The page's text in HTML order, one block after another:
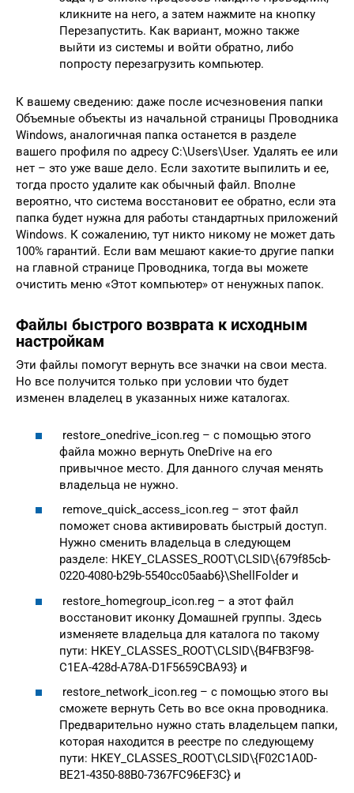
кликните на него, а затем нажмите на кнопку
Перезапустить. Как вариант, можно также
выйти из системы и войти обратно, либо
попросту перезагрузить компьютер.
К вашему сведению: даже после исчезновения папки
Объемные объекты из начальной страницы Проводника
Windows, аналогичная папка останется в разделе
вашего профиля по адресу C:\Users\User. Удалять ее или
нет – это уже ваше дело. Если захотите выпилить и ее,
тогда просто удалите как обычный файл. Вполне
вероятно, что система восстановит ее обратно, если эта
папка будет нужна для работы стандартных приложений
Windows. К сожалению, тут никто никому не может дать
100% гарантий. Если вам мешают какие-то другие папки
на главной странице Проводника, тогда вы можете
очистить меню «Этот компьютер» от ненужных папок.
Файлы быстрого возврата к исходным
настройкам
Эти файлы помогут вернуть все значки на свои места.
Но все получится только при условии что будет
изменен владелец в указанных ниже каталогах.
restore_onedrive_icon.reg – с помощью этого
файла можно вернуть OneDrive на его
привычное место. Для данного случая менять
владельца не нужно.
remove_quick_access_icon.reg – этот файл
поможет снова активировать быстрый доступ.
Нужно сменить владельца в следующем
разделе: HKEY_CLASSES_ROOT\CLSID\{679f85cb-
0220-4080-b29b-5540cc05aab6}\ShellFolder и
restore_homegroup_icon.reg – а этот файл
восстановит иконку Домашней группы. Здесь
изменяете владельца для каталога по такому
пути: HKEY_CLASSES_ROOT\CLSID\{B4FB3F98-
C1EA-428d-A78A-D1F5659CBA93} и
restore_network_icon.reg – с помощью этого вы
сможете вернуть Сеть во все окна проводника.
Предварительно нужно стать владельцем папки,
которая находится в реестре по следующему
пути: HKEY_CLASSES_ROOT\CLSID\{F02C1A0D-
BE21-4350-88B0-7367FC96EF3C} и